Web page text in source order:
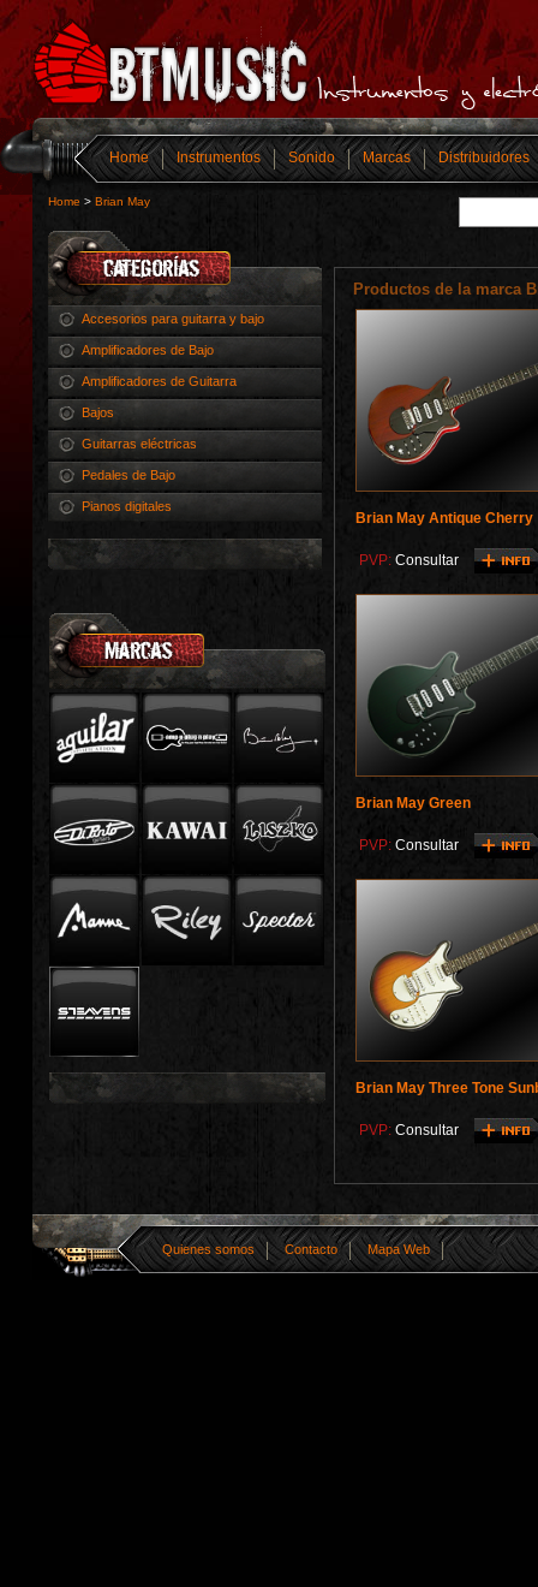
Home Instrumentos Sonido Marcas Distribuidores
Home > Brian May
Accesorios para guitarra y bajo
Amplificadores de Bajo
Amplificadores de Guitarra
Bajos
Guitarras eléctricas
Pedales de Bajo
Pianos digitales
Productos de la marca
Brian May Antique Cherry
PVP:Consultar
Brian May Green
PVP:Consultar
Brian May Three Tone
PVP:Consultar
Quienes somos Contacto Mapa Web